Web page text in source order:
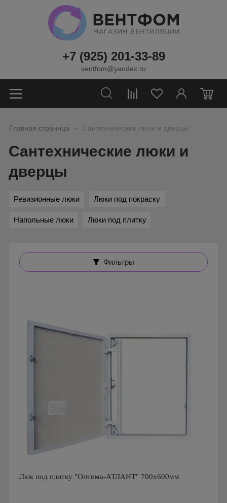
+7 (925) 201-33-89
ventfom@yandex.ru
0
Главная страница Сантехнические люки и дверцы
Сантехнические люки и
дверцы
Ревизионные люки Люки под покраску
Напольные люки Люки под плитку
Фильтры
Люк под плитку "Оптима-АТЛАНТ" 700х600мм